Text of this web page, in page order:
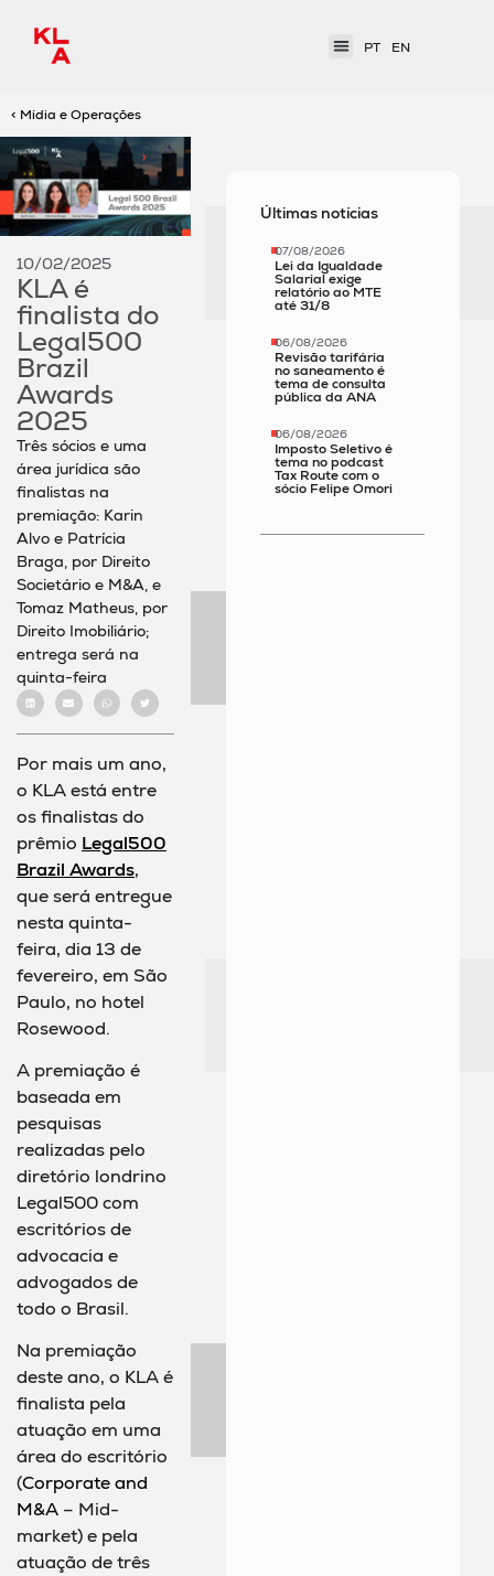
PT EN
< Mídia e Operações
10/02/2025
KLA é
finalista do
Legal500
Brazil
Awards
2025
Três sócios e uma
área jurídica são
finalistas na
premiação: Karin
Alvo e Patrícia
Braga, por Direito
Societário e M&A, e
Tomaz Matheus, por
Direito Imobiliário;
entrega será na
quinta-feira
Por mais um ano,
o KLA está entre
os finalistas do
prêmio Legal500
Brazil Awards,
que será entregue
nesta quinta-
feira, dia 13 de
fevereiro, em São
Paulo, no hotel
Rosewood.
A premiação é
baseada em
pesquisas
realizadas pelo
diretório londrino
Legal500 com
escritórios de
advocacia e
advogados de
todo o Brasil.
Na premiação
deste ano, o KLA é
finalista pela
atuação em uma
área do escritório
(Corporate and
M&A – Mid-
market) e pela
atuação de três
Últimas notícias
07/08/2026
Lei da Igualdade
Salarial exige
relatório ao MTE
até 31/8
06/08/2026
Revisão tarifária
no saneamento é
tema de consulta
pública da ANA
06/08/2026
Imposto Seletivo é
tema no podcast
Tax Route com o
sócio Felipe Omori